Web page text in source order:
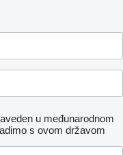
u međunarodnom
s ovom državom